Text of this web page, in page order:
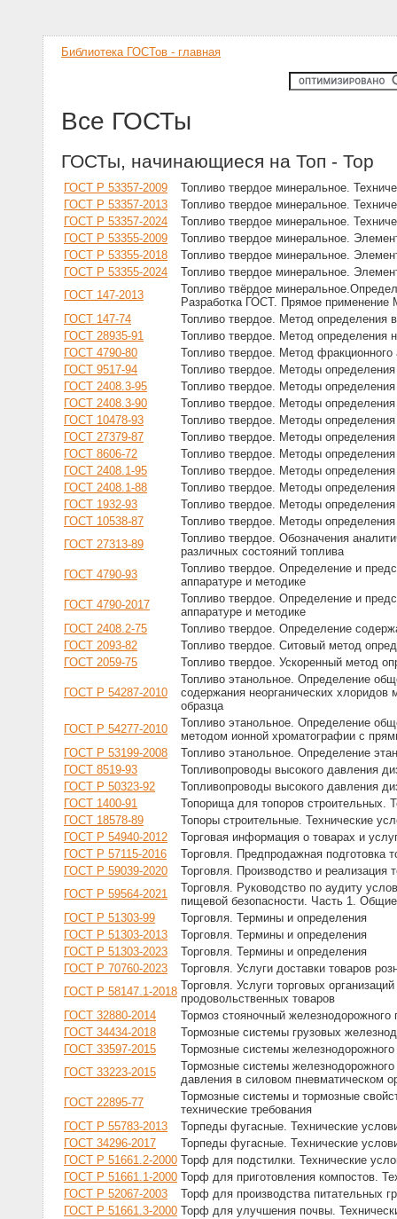
Библиотека ГОСТов - главная
Все ГОСТы
ГОСТы, начинающиеся на Топ - Тор
ГОСТ Р 53357-2009
Топливо твердое минеральное.
ГОСТ Р 53357-2013
Топливо твердое минеральное.
ГОСТ Р 53357-2024
Топливо твердое минеральное.
ГОСТ Р 53355-2009
Топливо твердое минеральное.
ГОСТ Р 53355-2018
Топливо твердое минеральное.
ГОСТ Р 53355-2024
Топливо твердое минеральное.
ГОСТ 147-2013
Топливо твёрдое
Разработка ГОСТ. Прямое
ГОСТ 147-74
Топливо твердое. Метод определения
ГОСТ 28935-91
Топливо твердое. Метод определения
ГОСТ 4790-80
Топливо твердое. Метод фракционного
ГОСТ 9517-94
Топливо твердое. Методы
ГОСТ 2408.3-95
Топливо твердое. Методы
ГОСТ 2408.3-90
Топливо твердое. Методы
ГОСТ 10478-93
Топливо твердое. Методы
ГОСТ 27379-87
Топливо твердое. Методы определения
ГОСТ 8606-72
Топливо твердое. Методы
ГОСТ 2408.1-95
Топливо твердое. Методы
ГОСТ 2408.1-88
Топливо твердое. Методы
ГОСТ 1932-93
Топливо твердое. Методы
ГОСТ 10538-87
Топливо твердое. Методы
ГОСТ 27313-89
Топливо твердое. Обозначения
различных состояний топлива
ГОСТ 4790-93
Топливо твердое. Определение и
аппаратуре и методике
ГОСТ 4790-2017
Топливо твердое. Определение и
аппаратуре и методике
ГОСТ 2408.2-75
Топливо твердое. Определение
ГОСТ 2093-82
Топливо твердое. Ситовый метод
ГОСТ 2059-75
Топливо твердое. Ускоренный метод
ГОСТ Р 54287-2010
Топливо этанольное. Определение
содержания неорганических
образца
ГОСТ Р 54277-2010
Топливо этанольное. Определение
методом ионной хроматографии с
ГОСТ Р 53199-2008
Топливо этанольное. Определение
ГОСТ 8519-93
Топливопроводы высокого давления
ГОСТ Р 50323-92
Топливопроводы высокого давления
ГОСТ 1400-91
Топорища для топоров строительных.
ГОСТ 18578-89
Топоры строительные. Технические
ГОСТ Р 54940-2012
Торговая информация о товарах и
ГОСТ Р 57115-2016
Торговля. Предпродажная подготовка
ГОСТ Р 59039-2020
Торговля. Производство и реализация
ГОСТ Р 59564-2021
Торговля. Руководство по аудиту
пищевой безопасности. Часть 1.
ГОСТ Р 51303-99
Торговля. Термины и определения
ГОСТ Р 51303-2013
Торговля. Термины и определения
ГОСТ Р 51303-2023
Торговля. Термины и определения
ГОСТ Р 70760-2023
Торговля. Услуги доставки товаров
ГОСТ Р 58147.1-2018 Торговля. Услуги торговых
продовольственных товаров
ГОСТ 32880-2014
Тормоз стояночный железнодорожного
ГОСТ 34434-2018
Тормозные системы грузовых
ГОСТ 33597-2015
Тормозные системы
ГОСТ 33223-2015
Тормозные системы железнодорожного
давления в силовом пневматическом
ГОСТ 22895-77
Тормозные системы и тормозные
технические требования
ГОСТ Р 55783-2013
Торпеды фугасные. Технические
ГОСТ 34296-2017
Торпеды фугасные. Технические
ГОСТ Р 51661.2-2000 Торф для подстилки. Технические
ГОСТ Р 51661.1-2000 Торф для приготовления компостов.
ГОСТ Р 52067-2003
Торф для производства питательных
ГОСТ Р 51661.3-2000 Торф для улучшения почвы.